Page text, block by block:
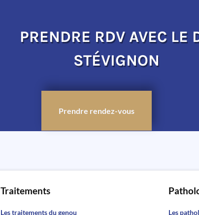
PRENDRE RDV AVEC LE
STÉVIGNON
Prendre rendez-vous
Traitements
Les traitements du genou Les